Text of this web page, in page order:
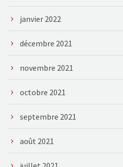
janvier 2022
décembre 2021
novembre 2021
octobre 2021
septembre 2021
août 2021